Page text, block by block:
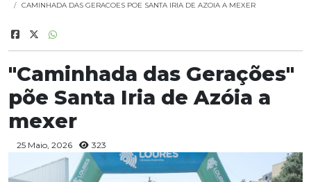
CAMINHADA DAS GERACOES POE SANTA IRIA DE AZOIA A MEXER
"Caminhada das Gerações"
põe Santa Iria de Azóia a
mexer
25 Maio, 2026 323